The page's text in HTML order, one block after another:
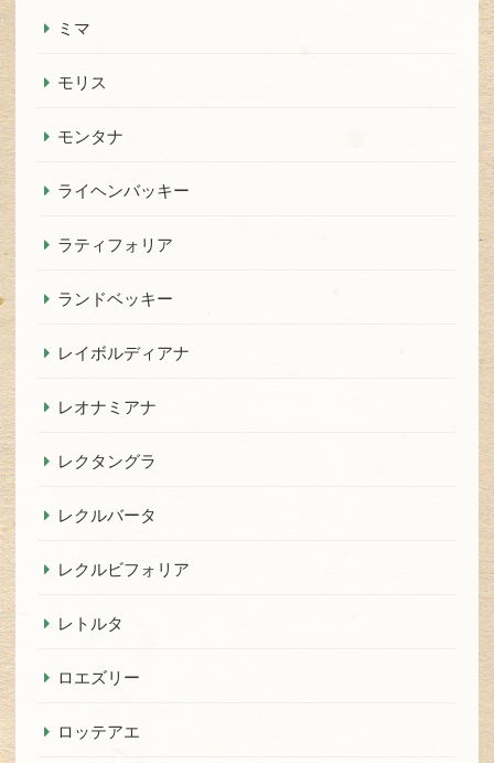
ミマ
モリス
モンタナ
ライヘンバッキー
ラティフォリア
ランドベッキー
レイボルディアナ
レオナミアナ
レクタングラ
レクルバータ
レクルビフォリア
レトルタ
ロエズリー
ロッテアエ